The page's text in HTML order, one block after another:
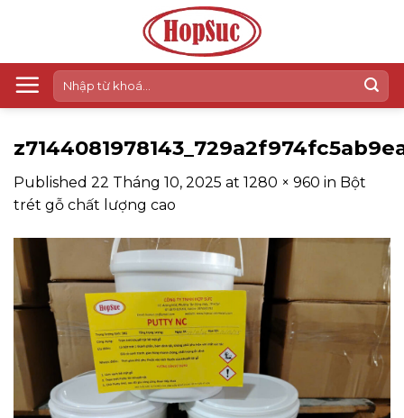
Tìm
kiếm:
Published 22 Tháng 10, 2025 at 1280 × 960 in Bột
trét gỗ chất lượng cao